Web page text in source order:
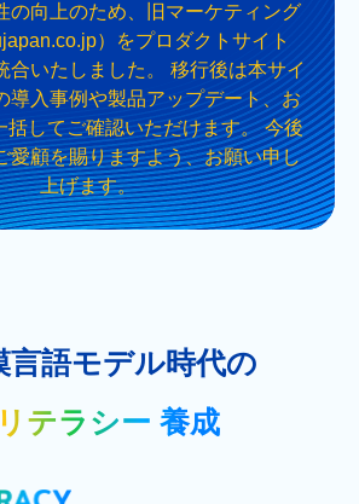
の向上のため、旧マーケティング
）をプロダクトサイト
合いたしました。 移行後は本サイ
導入事例や製品アップデート、お
括してご確認いただけます。 今後
愛顧を賜りますよう、お願い申し
上げます。
言語モデル時代の
テラシー 養成